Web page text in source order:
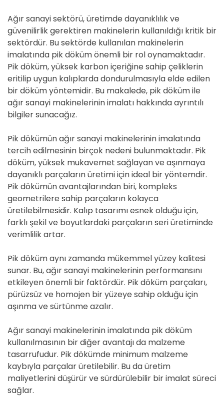
Ağır sanayi sektörü, üretimde dayanıklılık ve
güvenilirlik gerektiren makinelerin kullanıldığı kritik bir
sektördür. Bu sektörde kullanılan makinelerin
imalatında pik döküm önemli bir rol oynamaktadır.
Pik döküm, yüksek karbon içeriğine sahip çeliklerin
eritilip uygun kalıplarda dondurulmasıyla elde edilen
bir döküm yöntemidir. Bu makalede, pik döküm ile
ağır sanayi makinelerinin imalatı hakkında ayrıntılı
bilgiler sunacağız.
Pik dökümün ağır sanayi makinelerinin imalatında
tercih edilmesinin birçok nedeni bulunmaktadır. Pik
döküm, yüksek mukavemet sağlayan ve aşınmaya
dayanıklı parçaların üretimi için ideal bir yöntemdir.
Pik dökümün avantajlarından biri, kompleks
geometrilere sahip parçaların kolayca
üretilebilmesidir. Kalıp tasarımı esnek olduğu için,
farklı şekil ve boyutlardaki parçaların seri üretiminde
verimlilik artar.
Pik döküm aynı zamanda mükemmel yüzey kalitesi
sunar. Bu, ağır sanayi makinelerinin performansını
etkileyen önemli bir faktördür. Pik döküm parçaları,
pürüzsüz ve homojen bir yüzeye sahip olduğu için
aşınma ve sürtünme azalır.
Ağır sanayi makinelerinin imalatında pik döküm
kullanılmasının bir diğer avantajı da malzeme
tasarrufudur. Pik dökümde minimum malzeme
kaybıyla parçalar üretilebilir. Bu da üretim
maliyetlerini düşürür ve sürdürülebilir bir imalat süreci
sağlar.